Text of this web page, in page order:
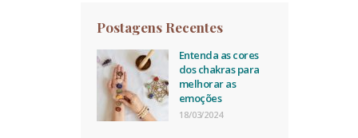
Postagens Recentes
Entenda as cores
dos chakras para
melhorar as
emoções
18/03/2024